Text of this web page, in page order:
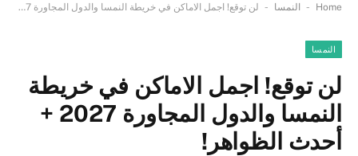
Home
- النمسا - لن توقع! اجمل الاماكن في خريطة النمسا والدول المجاورة 2027 + أحدث الظواهر!
النمسا
لن توقع! اجمل الاماكن في خريطة
النمسا والدول المجاورة 2027 +
أحدث الظواهر!